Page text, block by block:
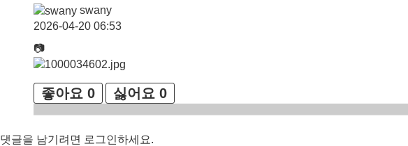
swany
2026-04-20 06:53
📷
좋아요 0 싫어요 0
댓글을 남기려면 로그인하세요.